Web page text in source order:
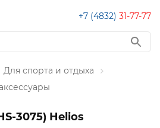
+7 (4832) 31-77-77
Для спорта и отдыха
3075) Helios